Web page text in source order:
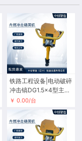
铁路工程设备|电动破碎
冲击镐DG1.5×4型主要
特点你知道么
￥ 0.00/台